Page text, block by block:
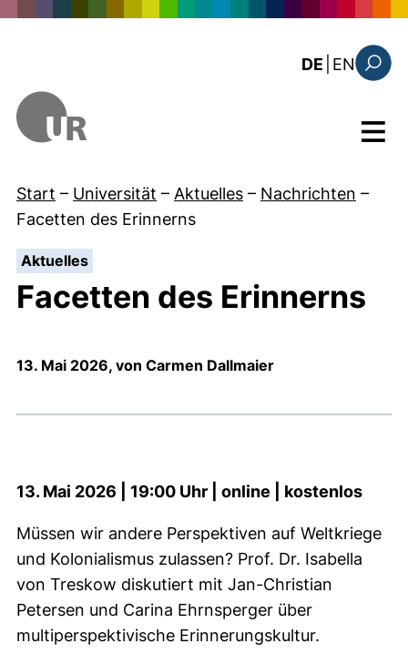
DE EN: the
Menü
Start – Universität – Aktuelles – Nachrichten –
Facetten des Erinnerns
Aktuelles:
Facetten des Erinnerns
13. Mai 2026, von Carmen Dallmaier
13. Mai 2026 | 19:00 Uhr | online | kostenlos
Müssen wir andere Perspektiven auf Weltkriege
und Kolonialismus zulassen? Prof. Dr. Isabella
von Treskow diskutiert mit Jan-Christian
Petersen und Carina Ehrnsperger über
multiperspektivische Erinnerungskultur.